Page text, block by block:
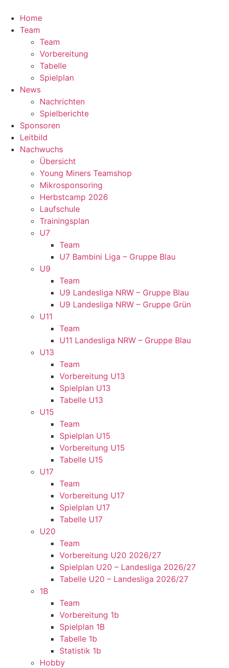
Inhalt
springen
Home
Team
Team
Vorbereitung
Tabelle
Spielplan
News
Nachrichten
Spielberichte
Sponsoren
Leitbild
Nachwuchs
Übersicht
Young Miners Teamshop
Mikrosponsoring
Herbstcamp 2026
Laufschule
Trainingsplan
U7
Team
U7 Bambini Liga – Gruppe Blau
U9
Team
U9 Landesliga NRW – Gruppe Blau
U9 Landesliga NRW – Gruppe Grün
U11
Team
U11 Landesliga NRW – Gruppe Blau
U13
Team
Vorbereitung U13
Spielplan U13
Tabelle U13
U15
Team
Spielplan U15
Vorbereitung U15
Tabelle U15
U17
Team
Vorbereitung U17
Spielplan U17
Tabelle U17
U20
Team
Vorbereitung U20 2026/27
Spielplan U20 – Landesliga 2026/27
Tabelle U20 – Landesliga 2026/27
1B
Team
Vorbereitung 1b
Spielplan 1B
Tabelle 1b
Statistik 1b
Hobby